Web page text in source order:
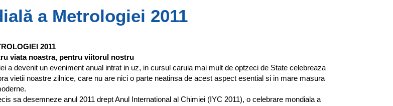
a Metrologiei 2011
2011
viata noastra, pentru viitorul nostru
a devenit un eveniment anual intrat in uz, in cursul caruia mai mult de optzeci de State celebreaza
vietii noastre zilnice, care nu are nici o parte neatinsa de acest aspect esential si in mare masura
sa desemneze anul 2011 drept Anul International al Chimiei (IYC 2011), o celebrare mondiala a